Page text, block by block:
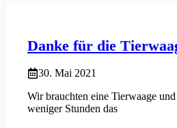
Danke für die
30. Mai 2021
Wir brauchten eine Tierwaage
weniger Stunden das